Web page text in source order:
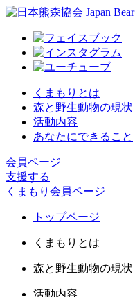
くまもりとは
森と野生動物の現状
活動内容
あなたにできること
会員ページ
支援する
くまもり会員ページ
トップページ
くまもりとは
森と野生動物の現状
活動内容